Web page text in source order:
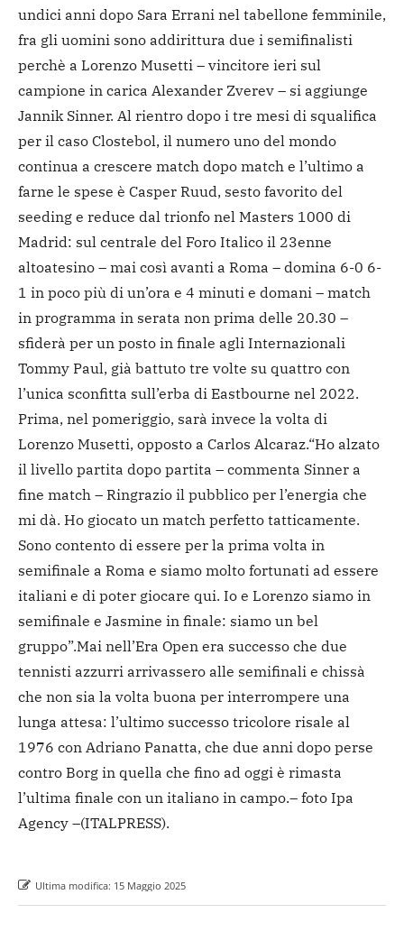
undici anni dopo Sara Errani nel tabellone femminile,
fra gli uomini sono addirittura due i semifinalisti
perchè a Lorenzo Musetti – vincitore ieri sul
campione in carica Alexander Zverev – si aggiunge
Jannik Sinner. Al rientro dopo i tre mesi di squalifica
per il caso Clostebol, il numero uno del mondo
continua a crescere match dopo match e l’ultimo a
farne le spese è Casper Ruud, sesto favorito del
seeding e reduce dal trionfo nel Masters 1000 di
Madrid: sul centrale del Foro Italico il 23enne
altoatesino – mai così avanti a Roma – domina 6-0 6-
1 in poco più di un’ora e 4 minuti e domani – match
in programma in serata non prima delle 20.30 –
sfiderà per un posto in finale agli Internazionali
Tommy Paul, già battuto tre volte su quattro con
l’unica sconfitta sull’erba di Eastbourne nel 2022.
Prima, nel pomeriggio, sarà invece la volta di
Lorenzo Musetti, opposto a Carlos Alcaraz.“Ho alzato
il livello partita dopo partita – commenta Sinner a
fine match – Ringrazio il pubblico per l’energia che
mi dà. Ho giocato un match perfetto tatticamente.
Sono contento di essere per la prima volta in
semifinale a Roma e siamo molto fortunati ad essere
italiani e di poter giocare qui. Io e Lorenzo siamo in
semifinale e Jasmine in finale: siamo un bel
gruppo”.Mai nell’Era Open era successo che due
tennisti azzurri arrivassero alle semifinali e chissà
che non sia la volta buona per interrompere una
lunga attesa: l’ultimo successo tricolore risale al
1976 con Adriano Panatta, che due anni dopo perse
contro Borg in quella che fino ad oggi è rimasta
l’ultima finale con un italiano in campo.– foto Ipa
Agency –(ITALPRESS).
Ultima modifica: 15 Maggio 2025